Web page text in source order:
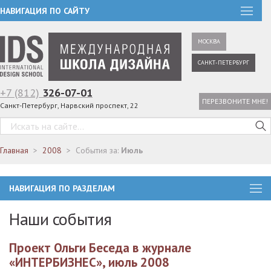
НАВИГАЦИЯ ПО САЙТУ
МОСКВА
САНКТ-ПЕТЕРБУРГ
+7 (812) 326-07-01
Санкт-Петербург, Нарвский проспект, 22 ПЕРЕЗВОНИТЕ МНЕ!
Главная 2008 События за: Июль
НАВИГАЦИЯ ПО РАЗДЕЛАМ
Наши события
Проект Ольги Беседа в журнале
«ИНТЕРБИЗНЕС», июль 2008